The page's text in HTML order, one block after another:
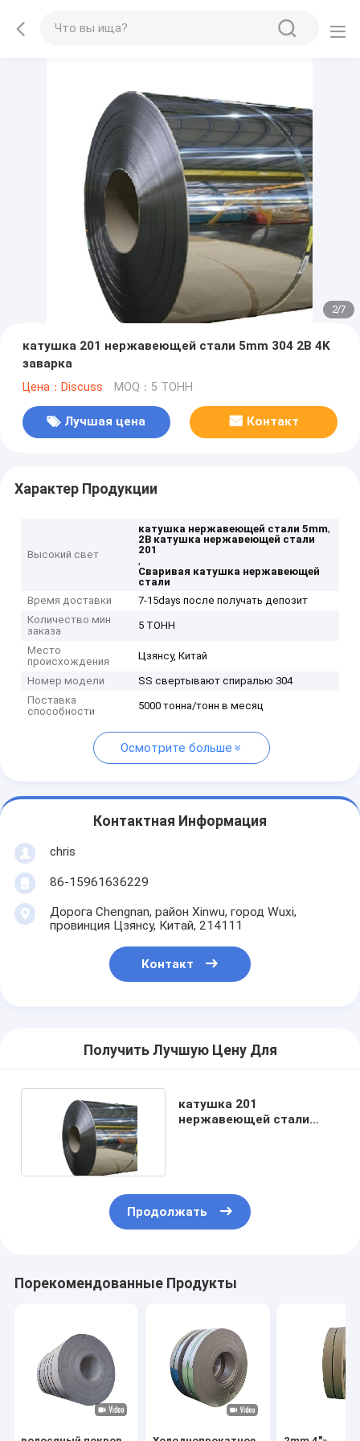
2/7
катушка 201 нержавеющей стали 5mm 304 2B 4K
заварка
Цена：Discuss MOQ：5 ТОНН
Лучшая цена Контакт
Характер Продукции
Высокий свет
катушка нержавеющей стали 5mm,
2B катушка нержавеющей стали
201
,
Сваривая катушка нержавеющей
стали
Время доставки
7-15days после получать депозит
Количество мин
заказа
5 ТОНН
Место
происхождения
Цзянсу, Китай
Номер модели
SS свертывают спиралью 304
Поставка
способности
5000 тонна/тонн в месяц
Осмотрите больше
Контактная Информация
chris
86-15961636229
Дорога Chengnan, район Xinwu, город Wuxi,
провинция Цзянсу, Китай, 214111
Контакт
Получить Лучшую Цену Для
катушка 201
нержавеющей стали
Продолжать
Порекомендованные Продукты